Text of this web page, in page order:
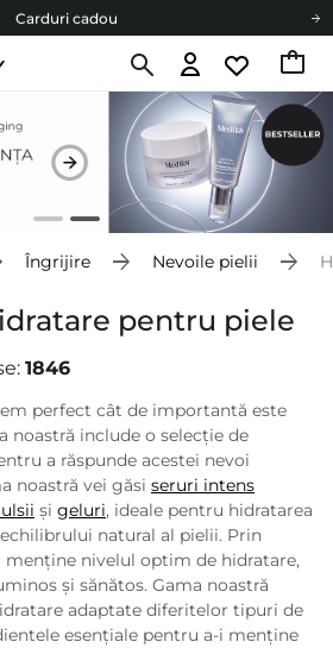
Carduri cadou
pentru comenzile de la 150 RON!
Carduri cadou
pentru comenzile de la 150 RON!
Îngrijire Nevoile pielii
pentru piele
1846
perfect cât de importantă este
noastră include o selecție de
a răspunde acestei nevoi
noastră vei găsi seruri intens
și geluri, ideale pentru hidratarea
natural al pielii. Prin
menține nivelul optim de hidratare,
și sănătos. Gama noastră
adaptate diferitelor tipuri de
esențiale pentru a-i menține